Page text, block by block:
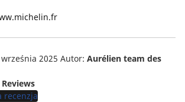
2025 Autor: Aurélien team des
recenzja